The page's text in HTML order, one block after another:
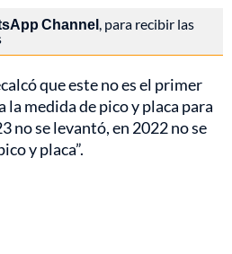
Channel , para recibir las
que este no es el primer
la medida de pico y placa para
no se levantó, en 2022 no se
y placa”.